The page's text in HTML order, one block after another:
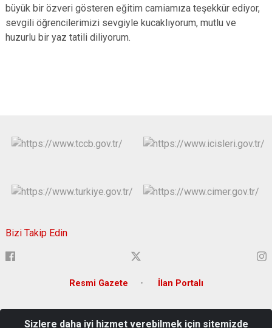
büyük bir özveri gösteren eğitim camiamıza teşekkür ediyor,
sevgili öğrencilerimizi sevgiyle kucaklıyorum, mutlu ve
huzurlu bir yaz tatili diliyorum.
Bizi Takip Edin
Resmi Gazete İlan Portalı
Sizlere daha iyi hizmet verebilmek için sitemizde